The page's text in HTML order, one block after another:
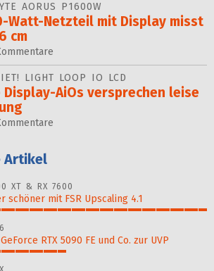
AORUS P1600W
Watt-Netzteil mit Display misst
cm
LIGHT LOOP IO LCD
Display-AiOs versprechen leise
Artikel
XT & RX 7600
schöner mit FSR Upscaling 4.1
RTX 5090 FE und Co. zur UVP